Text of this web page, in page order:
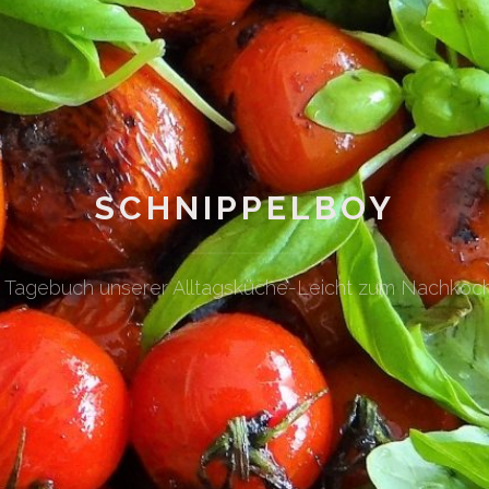
SCHNIPPELBOY
Tagebuch unserer Alltagsküche-Leicht zum